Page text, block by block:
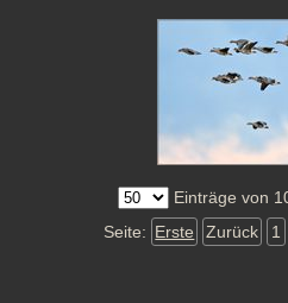
Einträge von
Seite: Erste Zurück 1